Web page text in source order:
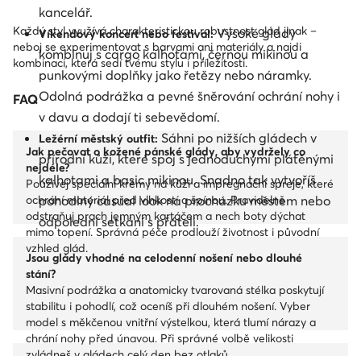
kancelář.
Víkendový koncert nebo festival:Vysoké glády
kombinuj s cargo kalhotami, černou mikinou a
punkovými doplňky jako řetězy nebo náramky.
Odolná podrážka a pevné šněrování ochrání nohy i
v davu a dodají ti sebevědomí.
Ležérní městský outfit: Sáhni po nižších gládech v
přírodní kůži, které spoj s jednoduchými plátěnými
kalhotami a basic mikinou. Snadno tak vytvoříš
pohodlný casual look na procházku městem nebo
odpolední setkání s přáteli.
Každý styl využívá charakteristickou robustnost glád jinak –
neboj se experimentovat s barvami ani materiály a najdi
kombinaci, která sedí tvému stylu i příležitosti.
FAQ
Jak pečovat o kožené pánské glády, aby vydržely co
nejdéle?
Používej speciální krémy na kůži a impregnační spreje, které
ochrání materiál před vlhkostí a špínou. Pravidelně
odstraňuj prach jemným kartáčem a nech boty dýchat
mimo topení. Správná péče prodlouží životnost i původní
vzhled glád.
Jsou glády vhodné na celodenní nošení nebo dlouhé
stání?
Masivní podrážka a anatomicky tvarovaná stélka poskytují
stabilitu i pohodlí, což oceníš při dlouhém nošení. Vyber
model s měkčenou vnitřní výstelkou, která tlumí nárazy a
chrání nohy před únavou. Při správné volbě velikosti